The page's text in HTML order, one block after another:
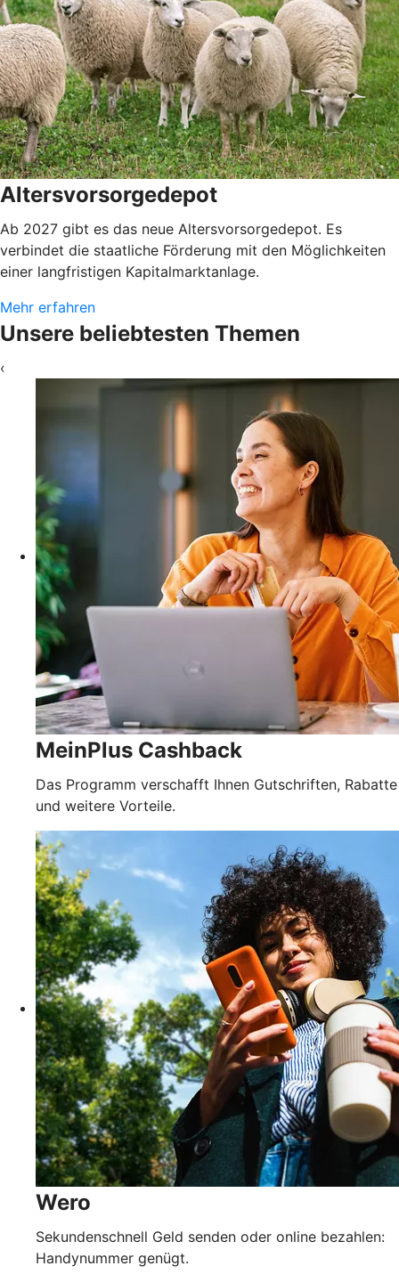
Altersvorsorgedepot
Ab 2027 gibt es das neue Altersvorsorgedepot. Es
verbindet die staatliche Förderung mit den Möglichkeiten
einer langfristigen Kapitalmarktanlage.
Mehr erfahren
Unsere beliebtesten Themen
‹
MeinPlus Cashback
Das Programm verschafft Ihnen Gutschriften, Rabatte
und weitere Vorteile.
Wero
Sekundenschnell Geld senden oder online bezahlen:
Handynummer genügt.